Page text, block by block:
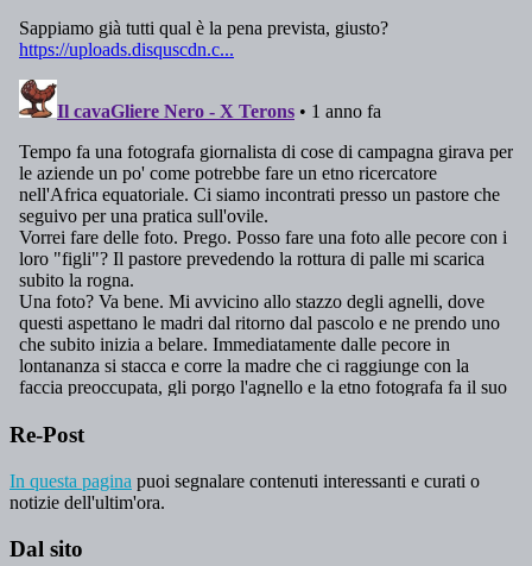
Re-Post
In questa pagina puoi segnalare contenuti interessanti e curati o
notizie dell'ultim'ora.
Dal sito